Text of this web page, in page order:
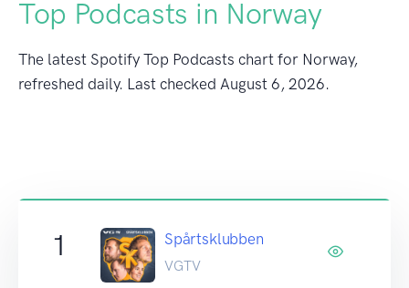
Top Podcasts in Norway
The latest Spotify Top Podcasts chart for Norway,
refreshed daily. Last checked August 6, 2026.
1 Spårtsklubben
VGTV